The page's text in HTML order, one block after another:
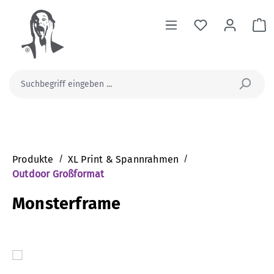
springen
Produkte / XL Print & Spannrahmen /
Outdoor Großformat
Monsterframe